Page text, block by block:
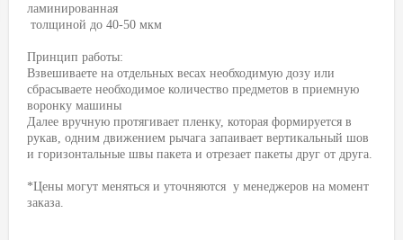
ламинированная
толщиной до 40-50 мкм
Принцип работы:
Взвешиваете на отдельных весах необходимую дозу или
сбрасываете необходимое количество предметов в приемную
воронку машины
Далее вручную протягивает пленку, которая формируется в
рукав, одним движением рычага запаивает вертикальный шов
и горизонтальные швы пакета и отрезает пакеты друг от друга.
*Цены могут меняться и уточняются у менеджеров на момент
заказа.